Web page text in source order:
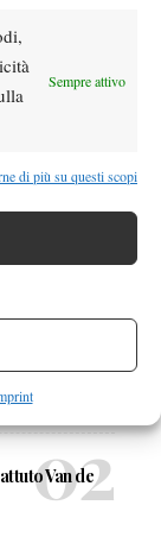
Sempre attivo
di più su questi scopi
1 ATP:
Van de